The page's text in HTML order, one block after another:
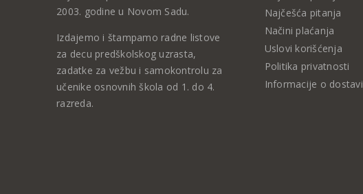
2003. godine u Novom Sadu.
Izdajemo i štampamo radne listove
za decu predškolskog uzrasta,
zadatke za vežbu i samokontrolu za
učenike osnovnih škola od 1. do 4.
razreda.
Najčešća pitanja
Načini plaćanja
Uslovi korišćenja
Politika privatnosti
Informacije o dostavi